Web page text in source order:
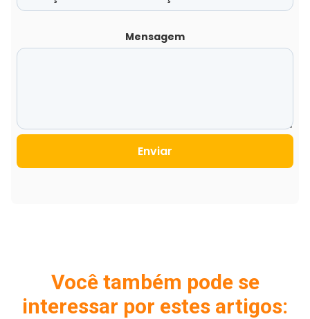
Mensagem
Enviar
Você também pode se
interessar por estes artigos: